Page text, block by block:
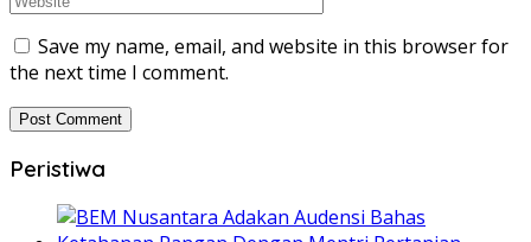
Save my name, email, and website in this browser for
the next time I comment.
Peristiwa